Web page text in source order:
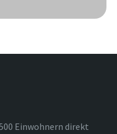
Einwohnern direkt